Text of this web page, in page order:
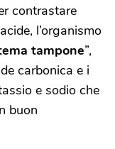
contrastare
l’organismo
tampone”,
carbonica e i
e sodio che
buon